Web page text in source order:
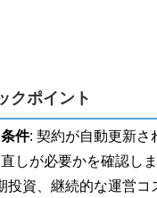
クポイント
件: 契約が自動更新さ
しが必要かを確認しま
投資、継続的な運営コ